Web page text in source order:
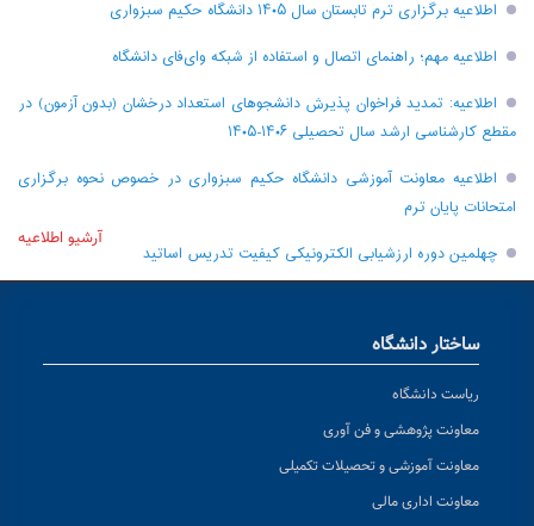
اطلاعیه برگزاری ترم تابستان سال ۱۴۰۵ دانشگاه حکیم سبزواری
اطلاعیه مهم؛ راهنمای اتصال و استفاده از شبکه وای‌فای دانشگاه
اطلاعیه: تمدید فراخوان پذیرش دانشجو‌های استعداد درخشان (بدون آزمون) در
مقطع کارشناسی ارشد سال تحصیلی ۱۴۰۶-۱۴۰۵
اطلاعیه معاونت آموزشی دانشگاه حکیم سبزواری در خصوص نحوه برگزاری
امتحانات پایان ترم
چهلمین دوره ارزشیابی الکترونیکی کیفیت تدریس اساتید
آرشیو اطلاعیه
ساختار دانشگاه
ریاست دانشگاه
معاونت پژوهشی و فن آوری
معاونت آموزشی و تحصیلات تکمیلی
معاونت اداری مالی